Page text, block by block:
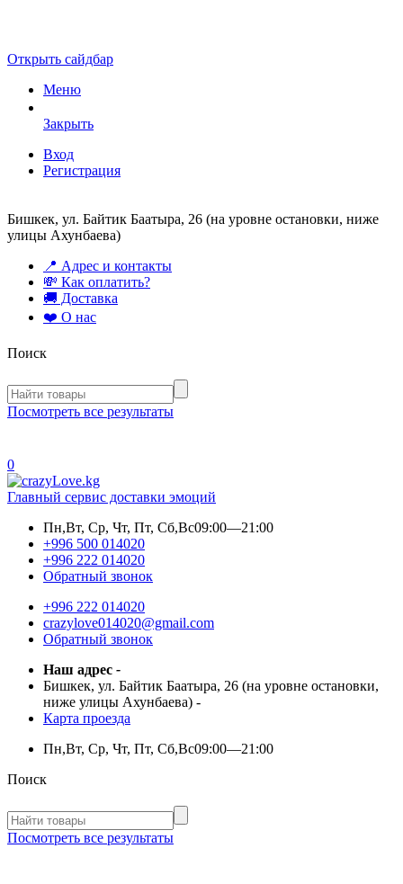
Открыть сайдбар
Меню
Закрыть
Вход
Регистрация
Бишкек, ул. Байтик Баатыра, 26 (на уровне остановки, ниже
улицы Ахунбаева)
📍 Адрес и контакты
💸 Как оплатить?
🚚 Доставка
❤️ О нас
Поиск
Посмотреть все результаты
0
Главный сервис доставки эмоций
Пн,Вт, Ср, Чт, Пт, Сб,Вс09:00—21:00
+996 500 014020
+996 222 014020
Обратный звонок
+996 222 014020
crazylove014020@gmail.com
Обратный звонок
Наш адрес -
Бишкек, ул. Байтик Баатыра, 26 (на уровне остановки,
ниже улицы Ахунбаева) -
Карта проезда
Пн,Вт, Ср, Чт, Пт, Сб,Вс09:00—21:00
Поиск
Посмотреть все результаты